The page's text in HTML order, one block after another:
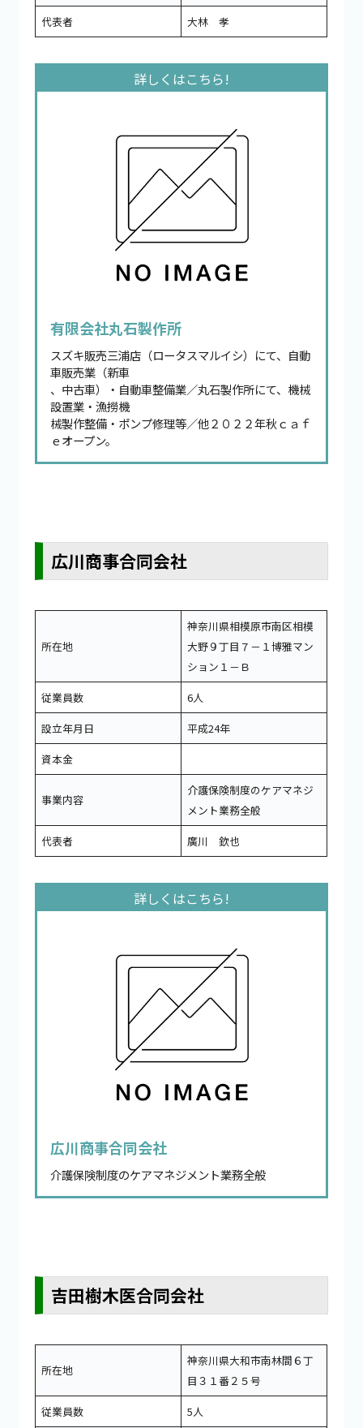
代表者 大林 孝
有限会社丸石製作所
スズキ販売三浦店（ロータスマルイシ）にて、自動
車販売業（新車
、中古車）・自動車整備業／丸石製作所にて、機械
設置業・漁撈機
械製作整備・ポンプ修理等／他２０２２年秋ｃａｆ
ｅオープン。
広川商事合同会社
所在地
神奈川県相模原市南区相模
大野９丁目７－１博雅マン
ション１－Ｂ
従業員数
6人
設立年月日
平成24年
資本金
事業内容
介護保険制度のケアマネジ
メント業務全般
代表者
廣川 欽也
広川商事合同会社
介護保険制度のケアマネジメント業務全般
吉田樹木医合同会社
所在地
神奈川県大和市南林間６丁
目３１番２５号
従業員数
5人